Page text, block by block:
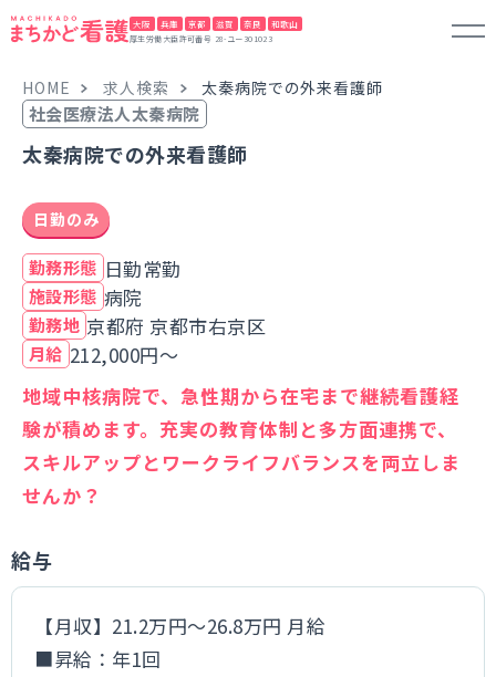
大阪 兵庫 京都 滋賀 奈良 和歌山
厚生労働大臣許可番号 28-ユー301023
HOME 求人検索 太秦病院での外来看護師
社会医療法人太秦病院
太秦病院での外来看護師
日勤のみ
勤務形態 日勤常勤
施設形態 病院
勤務地 京都府 京都市右京区
月給 212,000円～
地域中核病院で、急性期から在宅まで継続看護経
験が積めます。充実の教育体制と多方面連携で、
スキルアップとワークライフバランスを両立しま
せんか？
給与
【月収】21.2万円～26.8万円 月給
■昇給：年1回